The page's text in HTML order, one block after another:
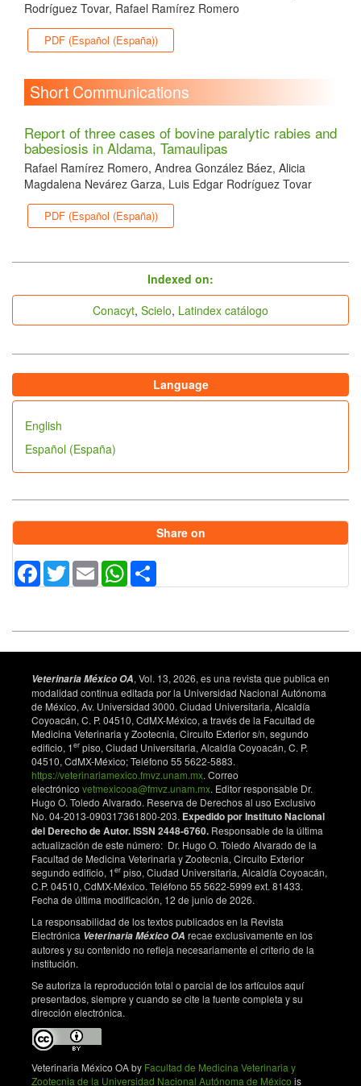
Rodríguez Tovar, Rafael Ramírez Romero
PDF (Español (España))
Short Communications
Report of three cases of bovine paralytic rabies and
babesiosis in Aldama, Tamaulipas
Rafael Ramírez Romero, Andrea González Báez, Alicia
Magdalena Nevárez Garza, Luis Edgar Rodríguez Tovar
PDF (Español (España))
Indexed on:
Conacyt, Scielo, Latindex catálogo
Language
English
Español (España)
Share on
Facebook
TwitterEmail WhatsApp
Veterinaria México OA, Vol. 13, 2026, es una revista que publica en
modalidad continua editada por la Universidad Nacional Autónoma
de México, Av. Universidad 3000. Ciudad Universitaria, Alcaldía
Coyoacán, C. P. 04510, CdMX-México, a través de la Facultad de
Medicina Veterinaria y Zootecnia, Circuito Exterior s/n, segundo
edificio, 1er piso, Ciudad Universitaria, Alcaldía Coyoacán, C. P.
04510, CdMX-México; Teléfono 55 5622-5883.
https://veterinariamexico.fmvz.unam.mx. Correo
electrónico vetmexicooa@fmvz.unam.mx. Editor responsable Dr.
Hugo O. Toledo Alvarado. Reserva de Derechos al uso Exclusivo
No. 04-2013-090317361800-203. Expedido por Instituto Nacional
del Derecho de Autor. ISSN 2448-6760. Responsable de la última
actualización de este número: Dr. Hugo O. Toledo Alvarado de la
Facultad de Medicina Veterinaria y Zootecnia, Circuito Exterior
segundo edificio, 1er piso, Ciudad Universitaria, Alcaldía Coyoacán,
C.P. 04510, CdMX-México. Teléfono 55 5622-5999 ext. 81433.
Fecha de última modificación, 12 de junio de 2026.
La responsabilidad de los textos publicados en la Revista
Electrónica Veterinaria México OA recae exclusivamente en los
autores y su contenido no refleja necesariamente el criterio de la
institución.
Se autoriza la reproducción total o parcial de los artículos aquí
presentados, siempre y cuando se cite la fuente completa y su
dirección electrónica.
Veterinaria México OA by Facultad de Medicina Veterinaria y
Zootecnia de la Universidad Nacional Autónoma de México is